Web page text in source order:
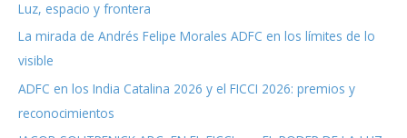
r
p
o
r
:
Luz, espacio y frontera
La mirada de Andrés Felipe Morales ADFC en los límites de lo
visible
ADFC en los India Catalina 2026 y el FICCI 2026: premios y
reconocimientos